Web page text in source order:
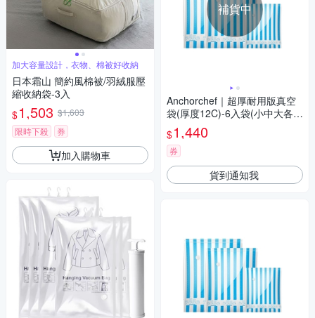
加大容量設計，衣物、棉被好收納
日本霜山 簡約風棉被/羽絨服壓
縮收納袋-3入
$1,503 $1,603
限時下殺
券
加入購物車
補貨中
Anchorchef｜超厚耐用版真空
袋(厚度12C)-6入袋(小中大各2
入)
$1,440
券
貨到通知我